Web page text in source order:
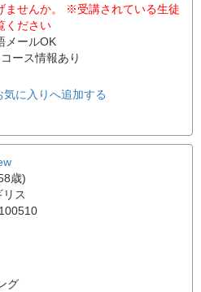
ませんか。 ※受講されている生徒
ください
メールOK
コース情報あり
気に入りへ追加する
歳)
リス
グ